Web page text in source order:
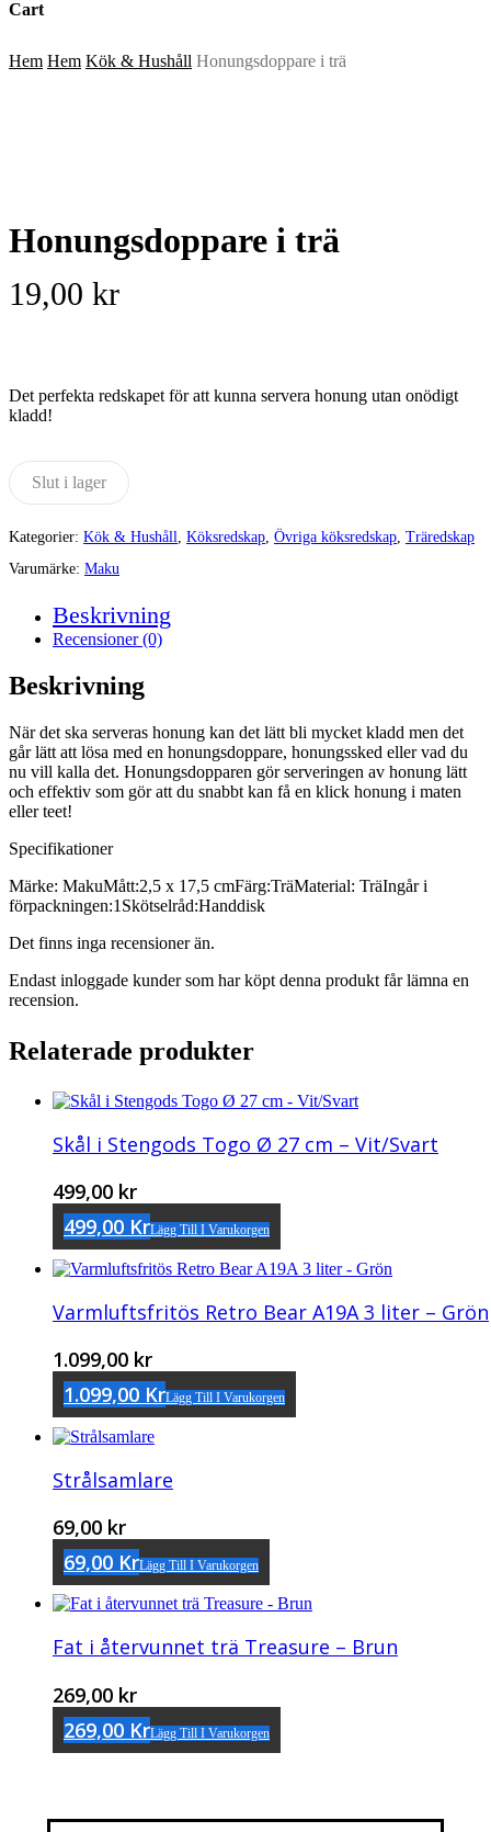
Cart
Close
Cart
Hem Hem Kök & Hushåll Honungsdoppare i trä
Honungsdoppare i trä
19,00 kr
Det perfekta redskapet för att kunna servera honung utan onödigt
kladd!
Slut i lager
Kategorier: Kök & Hushåll Köksredskap Övriga köksredskap Träredskap
Varumärke: Maku
Beskrivning
Recensioner (0)
Beskrivning
När det ska serveras honung kan det lätt bli mycket kladd men det
går lätt att lösa med en honungsdoppare, honungssked eller vad du
nu vill kalla det. Honungsdopparen gör serveringen av honung lätt
och effektiv som gör att du snabbt kan få en klick honung i maten
eller teet!
Specifikationer
Märke: MakuMått:2,5 x 17,5 cmFärg:TräMaterial: TräIngår i
förpackningen:1Skötselråd:Handdisk
Det finns inga recensioner än.
Endast inloggade kunder som har köpt denna produkt får lämna en
recension.
Relaterade produkter
Skål i Stengods Togo Ø 27 cm – Vit/Svart
499,00 kr
499,00 KrLägg Till I Varukorgen
Varmluftsfritös Retro Bear A19A 3 liter – Grön
1.099,00 kr
1.099,00 KrLägg Till I Varukorgen
Strålsamlare
69,00 kr
69,00 KrLägg Till I Varukorgen
Fat i återvunnet trä Treasure – Brun
269,00 kr
269,00 KrLägg Till I Varukorgen